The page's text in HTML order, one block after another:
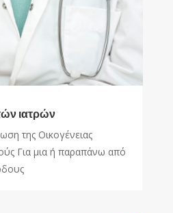
ιατρών
της Οικογένειας
Για μια ή παραπάνω από